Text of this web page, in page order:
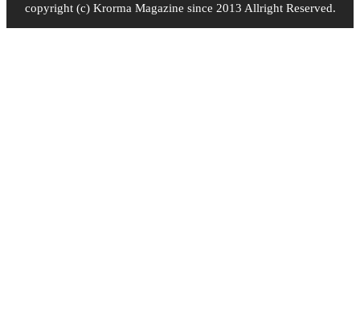
copyright (c) Krorma Magazine since 2013 Allright Reserved.